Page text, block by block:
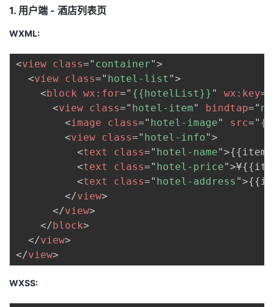
者
学
堂
验
收
支
持
我
议
1. 用户端 - 酒店列表页
WXML:
<view class=" container">
<view class=" hotel-list ">
< block wx: for=" {{hotelList}} " wx: key=
<view class=" hotel-item" bindtap="
<image class=" hotel-image" src="
<view class=" hotel-info">
<text class=" hotel-name">
<text class=" hotel-price">
<text class=" hotel-address ">
</view>
</view>
</ block>
</view>
</view>
WXSS: